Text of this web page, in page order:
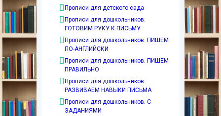
Прописи для детского сада
Прописи для дошкольников.
ГОТОВИМ РУКУ К ПИСЬМУ
Прописи для дошкольников. ПИШЕМ
ПО-АНГЛИЙСКИ
Прописи для дошкольников. ПИШЕМ
ПРАВИЛЬНО
Прописи для дошкольников.
РАЗВИВАЕМ НАВЫКИ ПИСЬМА
Прописи для дошкольников. С
ЗАДАНИЯМИ